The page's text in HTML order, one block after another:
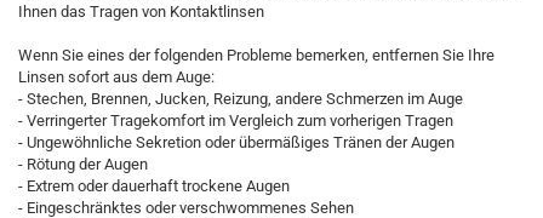
Ihnen das Tragen von Kontaktlinsen
Wenn Sie eines der folgenden Probleme bemerken, entfernen Sie Ihre
Linsen sofort aus dem Auge:
- Stechen, Brennen, Jucken, Reizung, andere Schmerzen im Auge
- Verringerter Tragekomfort im Vergleich zum vorherigen Tragen
- Ungewöhnliche Sekretion oder übermäßiges Tränen der Augen
- Rötung der Augen
- Extrem oder dauerhaft trockene Augen
- Eingeschränktes oder verschwommenes Sehen